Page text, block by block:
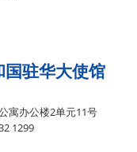
驻华大使馆
寓办公楼2单元11号
1299